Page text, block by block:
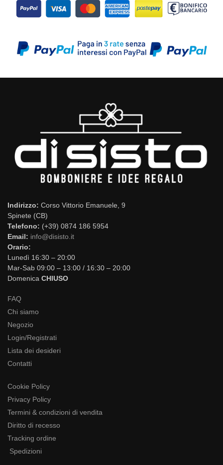
Indirizzo: Corso Vittorio Emanuele, 9
Spinete (CB)
Telefono: (+39) 0874 186 5954
Email: info@disisto.it
Orario:
Lunedì 16:30 – 20:00
Mar-Sab 09:00 – 13:00 / 16:30 – 20:00
Domenica CHIUSO
FAQ
Chi siamo
Negozio
Login/Registrati
Lista dei desideri
Contatti
Cookie Policy
Privacy Policy
Termini & condizioni di vendita
Diritto di recesso
Tracking ordine
Spedizioni